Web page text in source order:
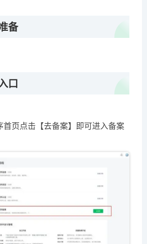
备
口
首页点击【去备案】即可进入备案